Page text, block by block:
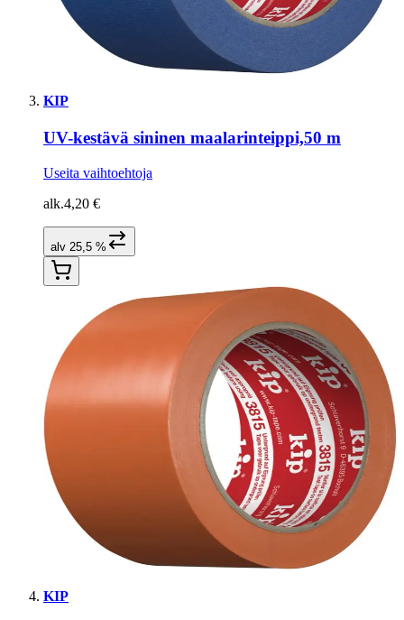
KIP
UV-kestävä sininen maalarinteippi,50 m
Useita vaihtoehtoja
alk.4,20 €
alv 25,5 %
KIP